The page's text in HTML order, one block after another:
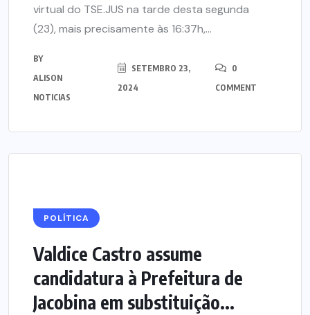
virtual do TSE.JUS na tarde desta segunda
(23), mais precisamente às 16:37h,...
BY
ALISON
NOTICIAS
SETEMBRO 23,
2024
0
COMMENT
POLÍTICA
Valdice Castro assume
candidatura à Prefeitura de
Jacobina em substituição...